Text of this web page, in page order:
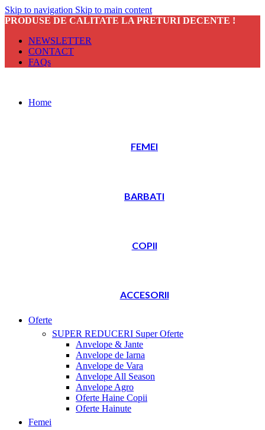
Skip to navigation Skip to main content
PRODUSE DE CALITATE LA PRETURI DECENTE !
NEWSLETTER
CONTACT
FAQs
Home
FEMEI
BARBATI
COPII
ACCESORII
Oferte
SUPER REDUCERI Super Oferte
Anvelope & Jante
Anvelope de Iarna
Anvelope de Vara
Anvelope All Season
Anvelope Agro
Oferte Haine Copii
Oferte Hainute
Femei